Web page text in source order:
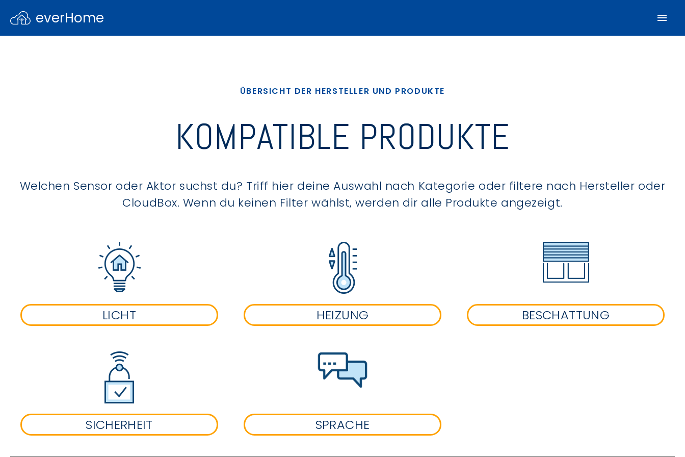
everHome
ÜBERSICHT DER HERSTELLER UND PRODUKTE
KOMPATIBLE PRODUKTE
Welchen Sensor oder Aktor suchst du? Triff hier deine Auswahl nach Kategorie oder filtere nach Hersteller oder
CloudBox. Wenn du keinen Filter wählst, werden dir alle Produkte angezeigt.
LICHT HEIZUNG BESCHATTUNG
SICHERHEIT SPRACHE